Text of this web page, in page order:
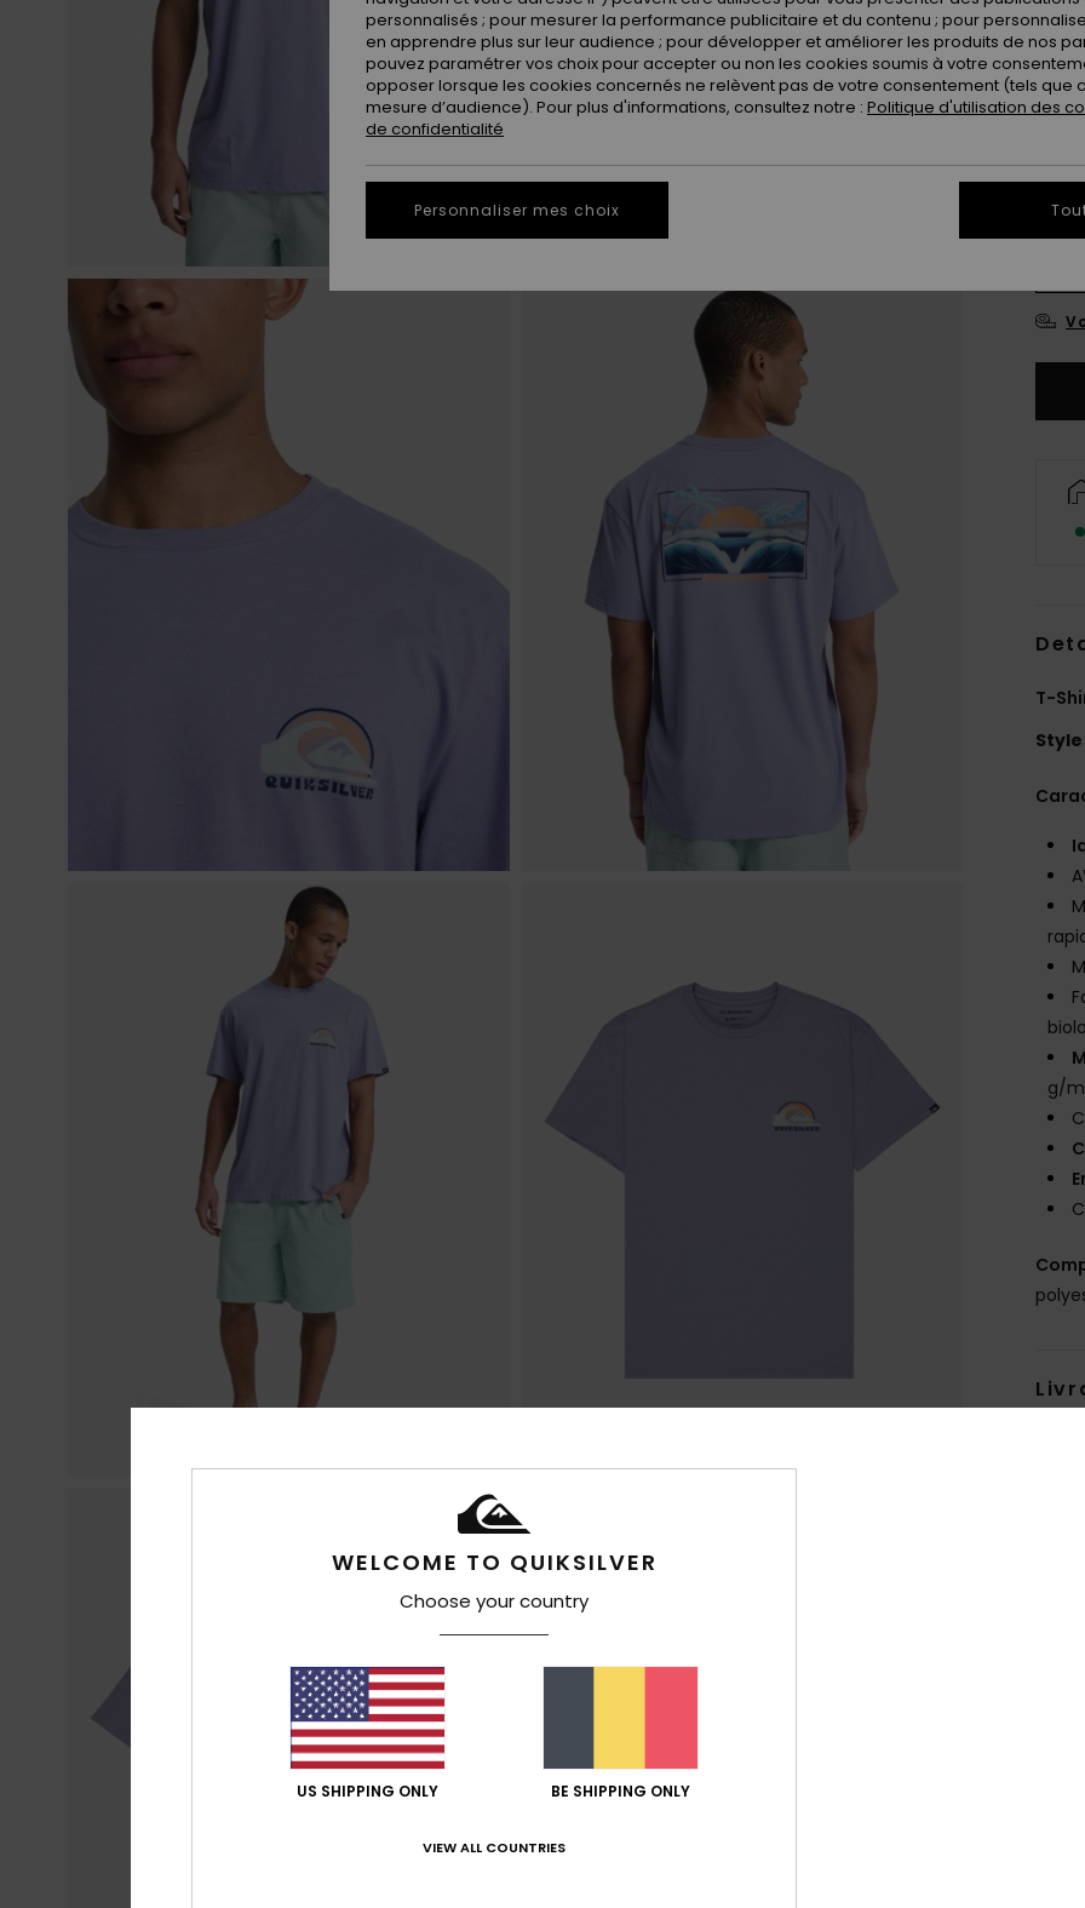
T-
Style
g/
WELCOME TO QUIKSILVER
Choose your country
US SHIPPING ONLY BE SHIPPING ONLY
VIEW ALL COUNTRIES
personnalisés ; pour mesurer la performance publicitaire et du contenu ; pour
en apprendre plus sur leur audience ; pour développer et améliorer les produits de nos
pouvez paramétrer vos choix pour accepter ou non les cookies soumis à votre
opposer lorsque les cookies concernés ne relèvent pas de votre consentement (tels que
mesure d’audience). Pour plus d'informations, consultez notre : Politique d'utilisation des
de confidentialité
Personnaliser mes choix